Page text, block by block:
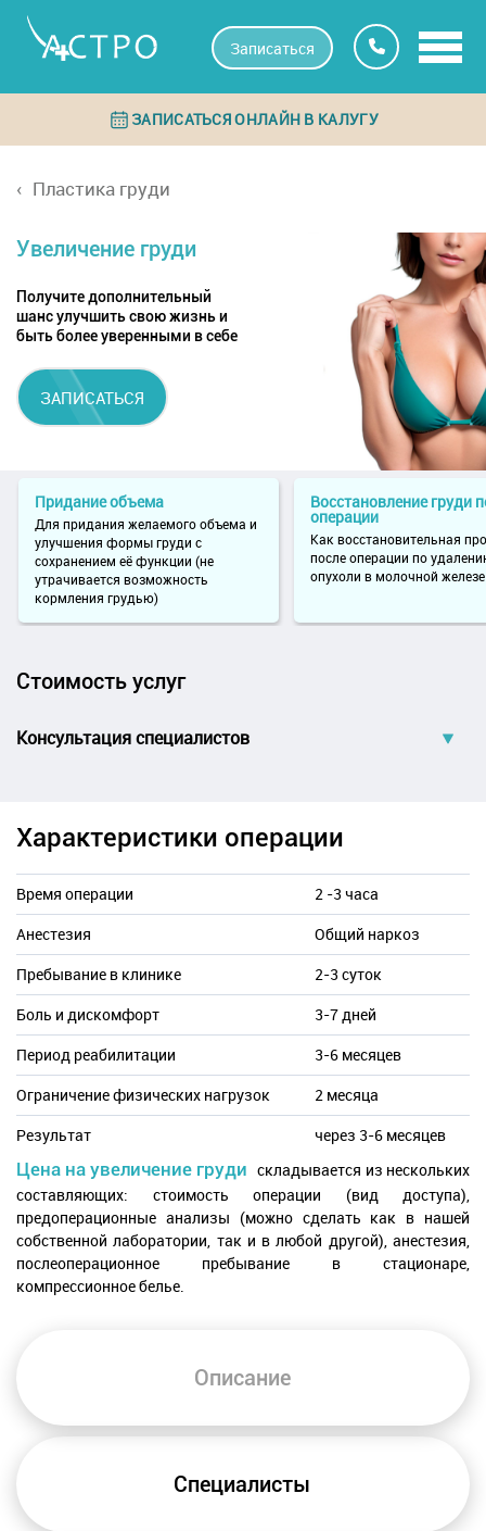
Записаться
ЗАПИСАТЬСЯ ОНЛАЙН В КАЛУГУ
Пластика груди
Увеличение груди
Получите дополнительный
шанс улучшить свою жизнь и
быть более уверенными в себе
ЗАПИСАТЬСЯ
Придание объема
Для придания желаемого объема и
улучшения формы груди с
сохранением её функции (не
утрачивается возможность
кормления грудью)
Восстановление груди
операции
Как восстановительная
после операции по
опухоли в молочной железе
Стоимость услуг
Консультация специалистов
B01.057.003 Прием (осмотр, консультация)
врача-пластического хирурга Г.М. Саруханова,
первичный
Характеристики операции
Время операции
2 -3 часа
Анестезия
Общий наркоз
Пребывание в клинике
2-3 суток
Боль и дискомфорт
3-7 дней
Период реабилитации
3-6 месяцев
Ограничение физических нагрузок
2 месяца
Результат
через 3-6 месяцев
Цена на увеличение груди складывается из нескольких
составляющих: стоимость операции (вид доступа),
предоперационные анализы (можно сделать как в нашей
собственной лаборатории, так и в любой другой), анестезия,
послеоперационное пребывание в стационаре,
компрессионное белье.
Описание
Специалисты